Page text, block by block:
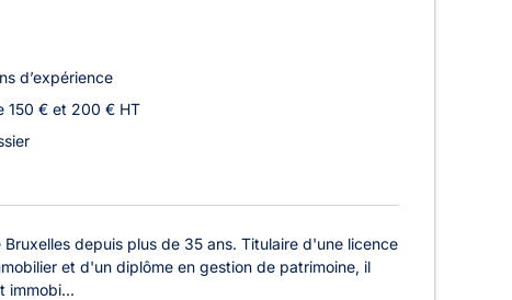
d’expérience
150 € et 200 € HT
depuis plus de 35 ans. Titulaire d'une licence
et d'un diplôme en gestion de patrimoine, il
immobi...